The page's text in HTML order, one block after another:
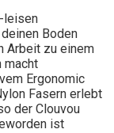
leisen
Boden
Arbeit zu einem
macht
Ergonomic
Fasern erlebt
der Clouvou
ist